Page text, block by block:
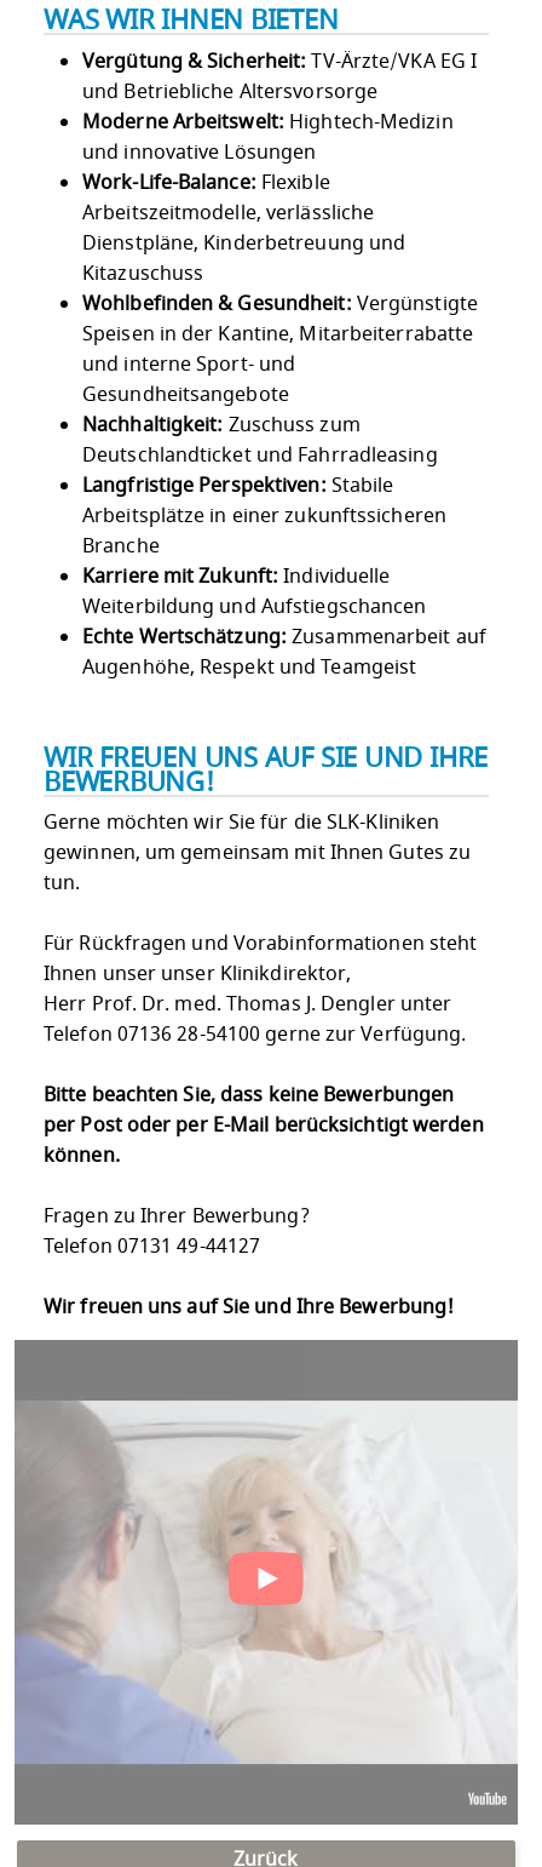
WAS WIR IHNEN BIETEN
Vergütung & Sicherheit: TV-Ärzte/VKA EG I
und Betriebliche Altersvorsorge
Moderne Arbeitswelt: Hightech-Medizin
und innovative Lösungen
Work-Life-Balance: Flexible
Arbeitszeitmodelle, verlässliche
Dienstpläne, Kinderbetreuung und
Kitazuschuss
Wohlbefinden & Gesundheit: Vergünstigte
Speisen in der Kantine, Mitarbeiterrabatte
und interne Sport- und
Gesundheitsangebote
Nachhaltigkeit: Zuschuss zum
Deutschlandticket und Fahrradleasing
Langfristige Perspektiven: Stabile
Arbeitsplätze in einer zukunftssicheren
Branche
Karriere mit Zukunft: Individuelle
Weiterbildung und Aufstiegschancen
Echte Wertschätzung: Zusammenarbeit auf
Augenhöhe, Respekt und Teamgeist
WIR FREUEN UNS AUF SIE UND IHRE
BEWERBUNG!
Gerne möchten wir Sie für die SLK-Kliniken
gewinnen, um gemeinsam mit Ihnen Gutes zu
tun.
Für Rückfragen und Vorabinformationen steht
Ihnen unser unser Klinikdirektor,
Herr Prof. Dr. med. Thomas J. Dengler unter
Telefon 07136 28-54100 gerne zur Verfügung.
Bitte beachten Sie, dass keine Bewerbungen
per Post oder per E-Mail berücksichtigt werden
können.
Fragen zu Ihrer Bewerbung?
Telefon 07131 49-44127
Wir freuen uns auf Sie und Ihre Bewerbung!
Zurück